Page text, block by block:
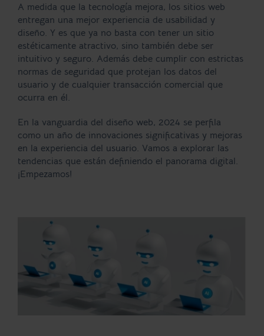
A medida que la tecnología mejora, los sitios web
entregan una mejor experiencia de usabilidad y
diseño. Y es que ya no basta con tener un sitio
estéticamente atractivo, sino también debe ser
intuitivo y seguro. Además debe cumplir con estrictas
normas de seguridad que protejan los datos del
usuario y de cualquier transacción comercial que
ocurra en él.
En la vanguardia del diseño web, 2024 se perfila
como un año de innovaciones significativas y mejoras
en la experiencia del usuario. Vamos a explorar las
tendencias que están definiendo el panorama digital.
¡Empezamos!